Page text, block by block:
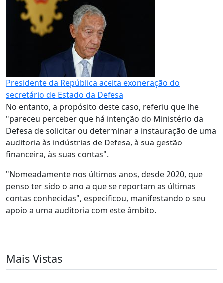
Presidente da República aceita exoneração do
secretário de Estado da Defesa
No entanto, a propósito deste caso, referiu que lhe
"pareceu perceber que há intenção do Ministério da
Defesa de solicitar ou determinar a instauração de uma
auditoria às indústrias de Defesa, à sua gestão
financeira, às suas contas".
"Nomeadamente nos últimos anos, desde 2020, que
penso ter sido o ano a que se reportam as últimas
contas conhecidas", especificou, manifestando o seu
apoio a uma auditoria com este âmbito.
Mais Vistas